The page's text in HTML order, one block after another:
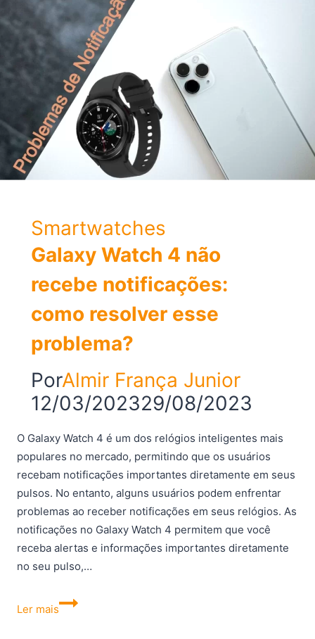
terror
em
primeira
pessoa
Smartwatches
Galaxy Watch 4 não
recebe notificações:
como resolver esse
problema?
PorAlmir França Junior
12/03/202329/08/2023
O Galaxy Watch 4 é um dos relógios inteligentes mais
populares no mercado, permitindo que os usuários
recebam notificações importantes diretamente em seus
pulsos. No entanto, alguns usuários podem enfrentar
problemas ao receber notificações em seus relógios. As
notificações no Galaxy Watch 4 permitem que você
receba alertas e informações importantes diretamente
no seu pulso,…
Ler mais
Galaxy